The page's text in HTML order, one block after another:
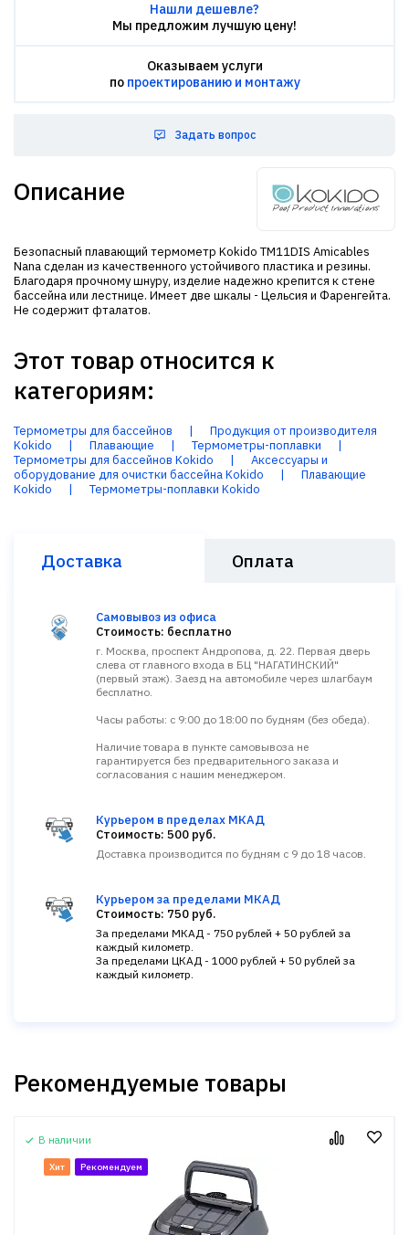
Нашли дешевле?
Мы предложим лучшую цену!
Оказываем услуги
по проектированию и монтажу
Задать вопрос
Описание
Безопасный плавающий термометр Kokido TM11DIS Amicables
Nana сделан из качественного устойчивого пластика и резины.
Благодаря прочному шнуру, изделие надежно крепится к стене
бассейна или лестнице. Имеет две шкалы - Цельсия и Фаренгейта.
Не содержит фталатов.
Этот товар относится к
категориям:
Термометры для бассейнов |
Продукция от производителя
Kokido
| Плавающие | Термометры-поплавки
|
Термометры для бассейнов Kokido
|
Аксессуары и
оборудование для очистки бассейна Kokido
|
Плавающие
Kokido
| Термометры-поплавки Kokido
Доставка Оплата
Самовывоз из офиса
Стоимость: бесплатно
г. Москва, проспект Андропова, д. 22. Первая дверь
слева от главного входа в БЦ "НАГАТИНСКИЙ"
(первый этаж). Заезд на автомобиле через шлагбаум
бесплатно.
Часы работы: с 9:00 до 18:00 по будням (без обеда).
Наличие товара в пункте самовывоза не
гарантируется без предварительного заказа и
согласования с нашим менеджером.
Курьером в пределах МКАД
Стоимость: 500 руб.
Доставка производится по будням с 9 до 18 часов.
Курьером за пределами МКАД
Стоимость: 750 руб.
За пределами МКАД - 750 рублей + 50 рублей за
каждый километр.
За пределами ЦКАД - 1000 рублей + 50 рублей за
каждый километр.
Рекомендуемые товары
В наличии
Хит Рекомендуем